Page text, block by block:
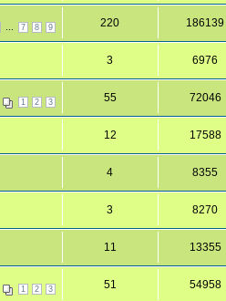
7 8 9 220 186139
3 6976
1 2 3 55 72046
12 17588
4 8355
3 8270
11 13355
1 2 3 51 54958